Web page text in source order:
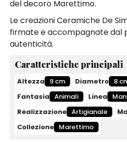
del decoro Marettimo.
Le creazioni Ceramiche De
firmate e accompagnate dal
autenticità.
Caratteristiche principali
Altezza 9 cm Diametro 8
Fantasia Animali Linea
Realizzazione Artigianale
Collezione Marettimo